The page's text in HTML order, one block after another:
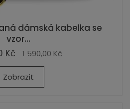
dámská kabelka se
vzor...
Kč
1 590,00 Kč
Zobrazit